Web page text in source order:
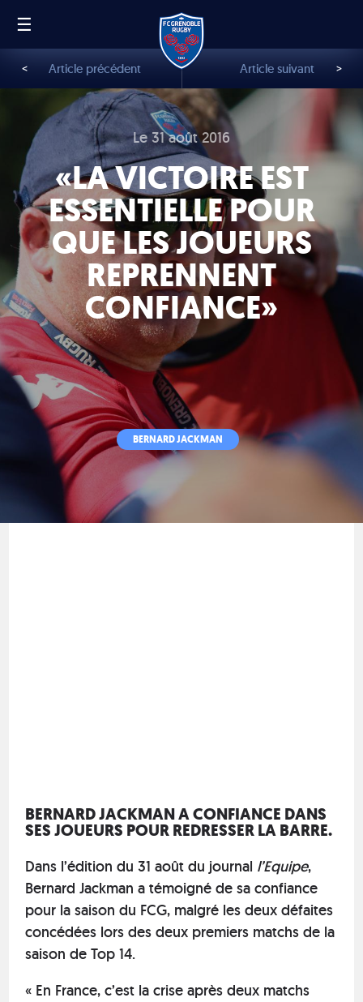
☰
Le 31 août 2016
«LA VICTOIRE EST
ESSENTIELLE POUR
QUE LES JOUEURS
REPRENNENT
CONFIANCE»
BERNARD JACKMAN
< Article précédent Article suivant >
BERNARD JACKMAN A CONFIANCE DANS
SES JOUEURS POUR REDRESSER LA BARRE.
Dans l’édition du 31 août du journal l’Equipe,
Bernard Jackman a témoigné de sa confiance
pour la saison du FCG, malgré les deux défaites
concédées lors des deux premiers matchs de la
saison de Top 14.
« En France, c’est la crise après deux matchs